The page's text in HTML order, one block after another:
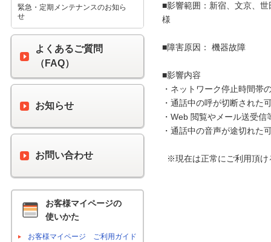
■影響範囲：新宿、文京、
様
■障害原因： 機器故障
■影響内容
・ネットワーク停止時間帯
・通話中の呼が切断された
・Web 閲覧やメール送受
・通話中の音声が途切れた
緊急・定期メンテナンスのお知ら
せ
よくあるご質問
（FAQ）
お知らせ
お問い合わせ
お客様マイページの
使いかた
お客様マイページ ご利用ガイド